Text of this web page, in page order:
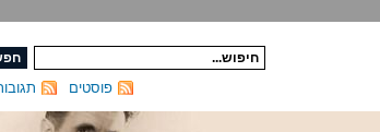
פוסטים